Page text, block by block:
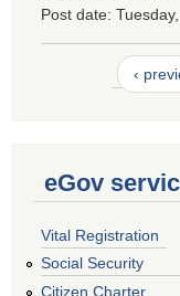
Post date:
‹
eGov
Vital Registration
Social Security
Citizen Charter